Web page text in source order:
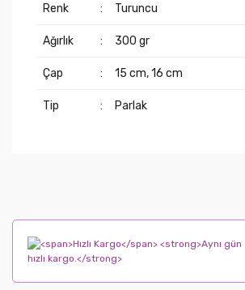
Renk : Turuncu
Ağırlık : 300 gr
Çap : 15 cm, 16 cm
Tip : Parlak